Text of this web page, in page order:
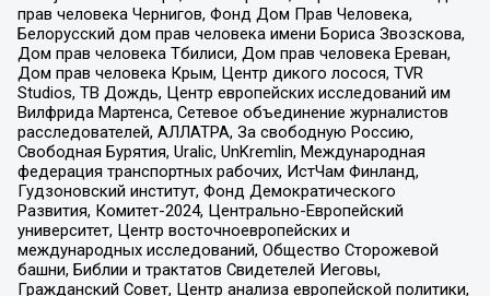
прав человека Чернигов, Фонд Дом Прав Человека,
Белорусский дом прав человека имени Бориса Звозскова,
Дом прав человека Тбилиси, Дом прав человека Ереван,
Дом прав человека Крым, Центр дикого лосося, TVR
Studios, ТВ Дождь, Центр европейских исследований им
Вилфрида Мартенса, Сетевое объединение журналистов
расследователей, АЛЛАТРА, За свободную Россию,
Свободная Бурятия, Uralic, UnKremlin, Международная
федерация транспортных рабочих, ИстЧам Финланд,
Гудзоновский институт, Фонд Демократического
Развития, Комитет-2024, Центрально-Европейский
университет, Центр восточноевропейских и
международных исследований, Общество Сторожевой
башни, Библии и трактатов Свидетелей Иеговы,
Гражданский Совет, Центр анализа европейской политики,